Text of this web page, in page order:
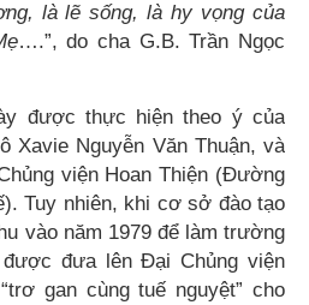
là lẽ sống, là hy vọng của
….”, do cha G.B. Trần Ngọc
được thực hiện theo ý của
Xavie Nguyễn Văn Thuận, và
viện Hoan Thiện (Đường
Tuy nhiên, khi cơ sở đào tạo
vào năm 1979 để làm trường
đưa lên Đại Chủng viện
gan cùng tuế nguyệt” cho